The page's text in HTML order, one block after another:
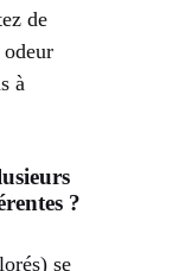
de
odeur
à
?
se